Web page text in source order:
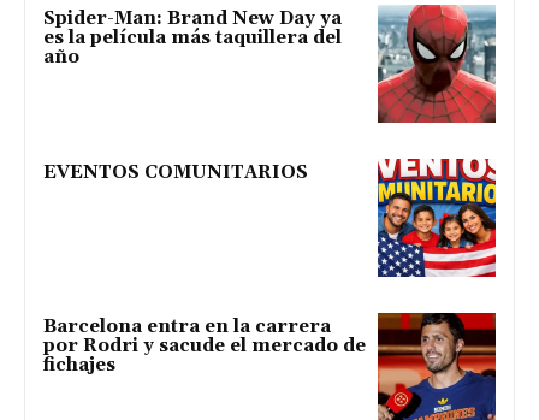
Spider-Man: Brand New Day ya
es la película más taquillera del
año
EVENTOS COMUNITARIOS
Barcelona entra en la carrera
por Rodri y sacude el mercado de
fichajes